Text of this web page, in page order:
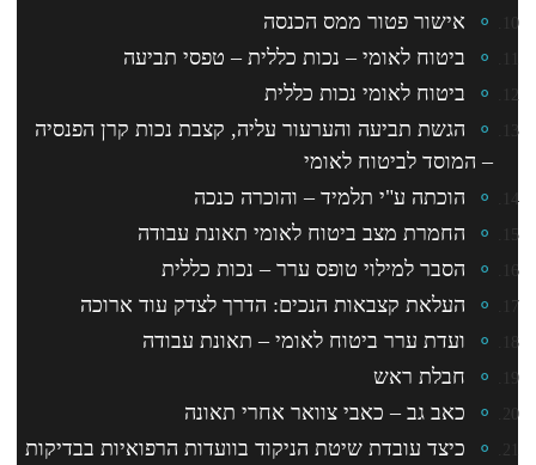
אישור פטור ממס הכנסה
ביטוח לאומי – נכות כללית – טפסי תביעה
ביטוח לאומי נכות כללית
הגשת תביעה והערעור עליה, קצבת נכות קרן הפנסיה
– המוסד לביטוח לאומי
הוכתה ע"י תלמיד – והוכרה כנכה
החמרת מצב ביטוח לאומי תאונת עבודה
הסבר למילוי טופס ערר – נכות כללית
העלאת קצבאות הנכים: הדרך לצדק עוד ארוכה
ועדת ערר ביטוח לאומי – תאונת עבודה
חבלת ראש
כאב גב – כאבי צוואר אחרי תאונה
כיצד עובדת שיטת הניקוד בוועדות הרפואיות בבדיקות